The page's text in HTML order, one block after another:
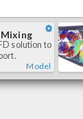
solution to
Model